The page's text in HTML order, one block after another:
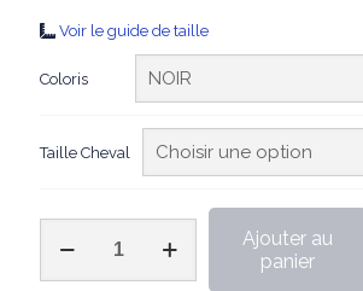
Voir le guide de taille
Coloris
Taille Cheval
Ajouter au
panier